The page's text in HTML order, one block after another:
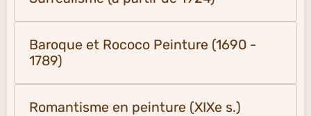
Baroque et Rococo Peinture (1690 -
1789)
Romantisme en peinture (XIXe s.)